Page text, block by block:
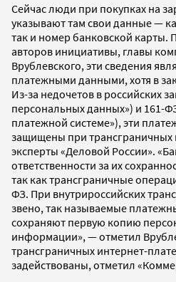
Сейчас люди при покупках на
указывают там свои данные —
так и номер банковской карты.
авторов инициативы, главы
Врублевского, эти сведения
платежными данными, хотя в
Из-за недочетов в российских
персональных данных») и 161-
платежной системе»), эти
защищены при трансграничных
эксперты «Деловой России».
ответственности за их
так как трансграничные
ФЗ. При внутрироссийских
звено, так называемые
сохраняют первую копию
информации», — отметил
трансграничных интернет-
задействованы, отметил